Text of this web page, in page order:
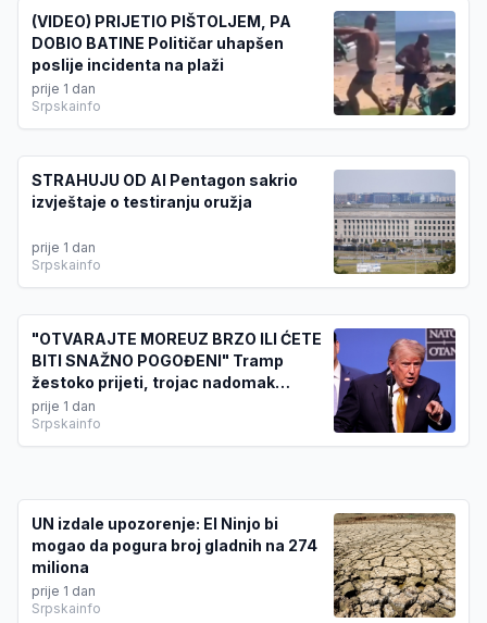
(VIDEO) PRIJETIO PIŠTOLJEM, PA
DOBIO BATINE Političar uhapšen
poslije incidenta na plaži
prije 1 dan
Srpskainfo
STRAHUJU OD AI Pentagon sakrio
izvještaje o testiranju oružja
prije 1 dan
Srpskainfo
"OTVARAJTE MOREUZ BRZO ILI ĆETE
BITI SNAŽNO POGOĐENI" Tramp
žestoko prijeti, trojac nadomak
sporazuma o Ormuzu
prije 1 dan
Srpskainfo
UN izdale upozorenje: El Ninjo bi
mogao da pogura broj gladnih na 274
miliona
prije 1 dan
Srpskainfo